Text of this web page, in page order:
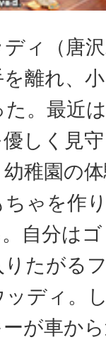
ィ（唐
離れ、
。最近
しく見
稚園の
ゃを作
。自分は
たがる
ディ。
が車か